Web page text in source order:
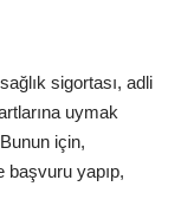
sigortası, adli
uymak
Bunun için,
başvuru yapıp,